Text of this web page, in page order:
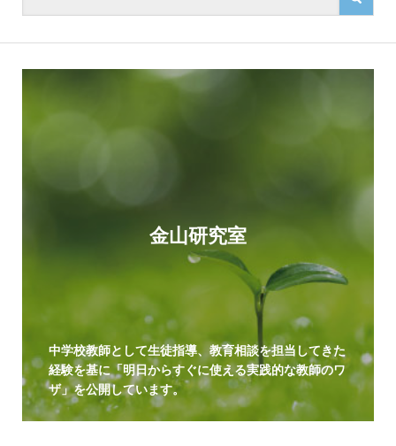
金山研究室
中学校教師として生徒指導、教育相談を担当してきた
経験を基に「明日からすぐに使える実践的な教師のワ
ザ」を公開しています。